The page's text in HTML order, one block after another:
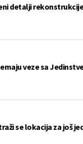
detalji
veze sa
se lokacija za još